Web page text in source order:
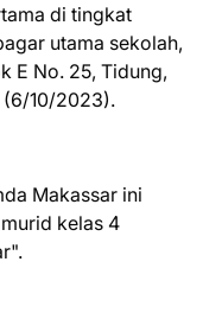
di tingkat
utama sekolah,
E No. 25, Tidung,
(6/10/2023).
Makassar ini
kelas 4